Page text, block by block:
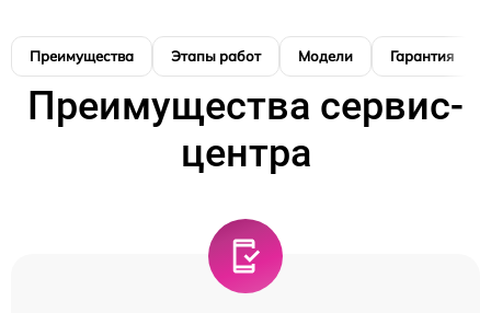
Преимущества Этапы работ Модели Гарантия
Преимущества сервис-
центра